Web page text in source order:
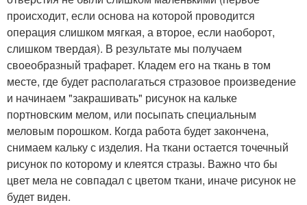
происходит, если основа на которой проводится
операция слишком мягкая, а второе, если наоборот,
слишком твердая). В результате мы получаем
своеобрaзный трафарет. Кладем его на ткань в том
месте, где будет располагаться стразовое произведение
и начинаем "закрашивать" рисунок на кальке
портновским мелом, или посыпать специальным
меловым порошком. Когда работа будет закончена,
снимаем кальку с изделия. На ткани остается точечный
рисунок по которому и клеятся стразы. Важно что бы
цвет мела не совпадал с цветом ткани, иначе рисунок не
будет виден.